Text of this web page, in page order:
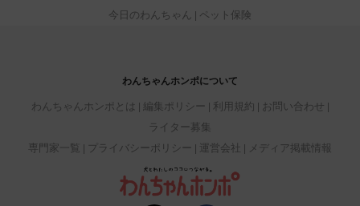
今日のわんちゃん ペット保険
わんちゃんホンポについて
わんちゃんホンポとは 編集ポリシー 利用規約
お問い合わせ
ライター募集
専門家一覧
プライバシーポリシー 運営会社 メディア掲載情報